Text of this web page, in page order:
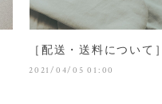
［配送・送料について］
2021/04/05 01:00